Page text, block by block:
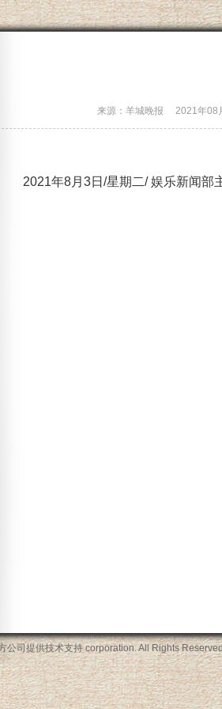
来源：羊城晚报 2021年08
2021年8月3日/星期二/ 娱乐新闻部
公司提供技术支持corporation. All Rights